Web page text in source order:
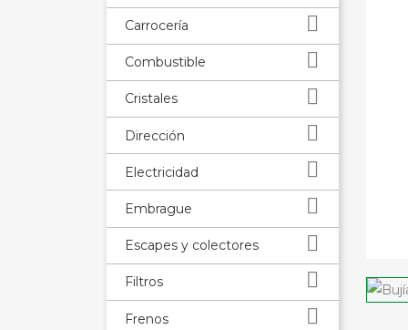
Carrocería 
Combustible 
Cristales 
Dirección 
Electricidad 
Embrague 
Escapes y colectores 
Filtros 
Frenos 